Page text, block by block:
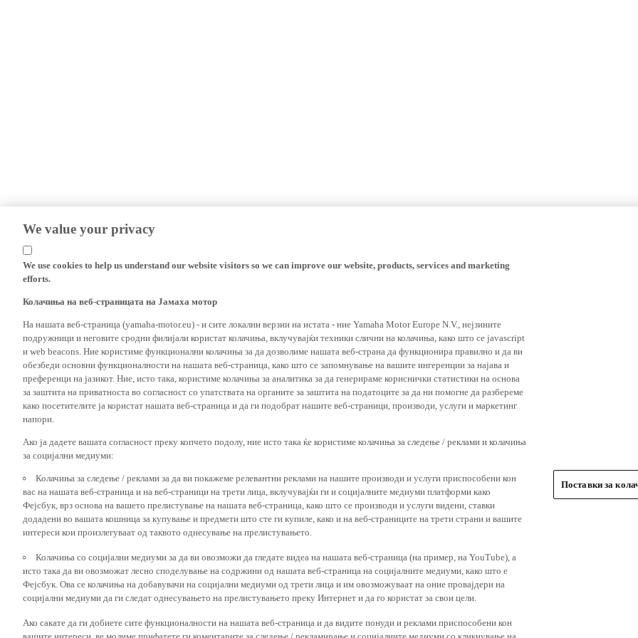
We value your privacy
We use cookies to help us understand our website visitors so we can improve our website, products, services and marketing
efforts.
Колачиња на веб-страницата на Јамаха мотор
На нашата веб-страница (yamaha-motor.eu) - и сите локални верзии на истата - ние Yamaha Motor Europe N.V., нејзините
подружници и неговите сродни филијали користат колачиња, вклучувајќи техники слични на колачиња, како што се javascript
и web beacons. Ние користиме функционални колачиња за да дозволиме нашата веб-страна да функционира правилно и да ви
обезбеди основни функционалности на нашата веб-страница, како што се запомнување на вашите ингеренции за најава и
преференци на јазикот. Ние, исто така, користиме колачиња за аналитика за да генерираме кориснички статистики на основа
за заштита на приватноста во согласност со упатствата на органите за заштита на податоците за да ни помогне да разбереме
како посетителите ја користат нашата веб-страница и да ги подобрат нашите веб-страници, производи, услуги и маркетинг
Ако ја дадете вашата согласност преку копчето подолу, ние исто така ќе користиме колачиња за следење / реклами и колачиња
за социјални медиуми:
Колачиња за следење / реклами за да ви покажеме релевантни реклами на нашите производи и услуги приспособени кон
вас на нашата веб-страница и на веб-страници на трети лица, вклучувајќи ги и социјалните медиуми платформи како
Фејсбук, врз основа на вашето прелистување на нашата веб-страница, како што се производи и услуги видени, ставки
додадени во вашата кошница за купување и предмети што сте ги купиле, како и на веб-страниците на трети страни и вашите
Колачиња со социјални медиуми за да ви овозможи да гледате видеа на нашата веб-страница (на пример, на YouTube), а
исто така да ви овозможат лесно споделување на содржини од нашата веб-страница на социјалните медиуми, како што е
Фејсбук. Ова се колачиња на добавувачи на социјални медиуми од трети лица и им овозможуваат на оние провајдери на
социјални медиуми да ги следат однесувањето на прелистувањето преку Интернет и да го користат за свои цели.
Ако сакате да ги добиете сите функционалности на нашата веб-страница и да видите понуди и реклами приспособени кон
вашите интереси, ве молиме прифатете ги коментарите за следење / рекламирање и социјалните медиуми со кликнување на
копчето за прифаќање. Ако не сакате да ги прифатите овие колачиња или сакате да прифатите само одредени категории